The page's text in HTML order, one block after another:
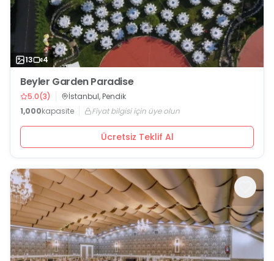
13 4
Beyler Garden Paradise
5.0(3)
İstanbul, Pendik
1,000kapasite Fiyat bilgisi için üye olun
Ücretsiz Teklif Al